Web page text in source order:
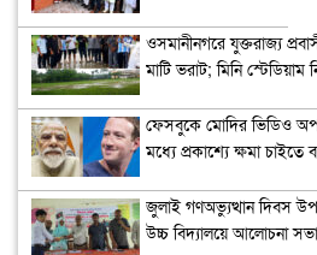
ওসমানীনগরে যুক্তরাজ্য
মাটি ভরাট; মিনি স্টেডিয়াম
ফেসবুকে মোদির ভিডিও
মধ্যে প্রকাশ্যে ক্ষমা
জুলাই গণঅভ্যুত্থান দিবস
উচ্চ বিদ্যালয়ে আলোচনা সভা